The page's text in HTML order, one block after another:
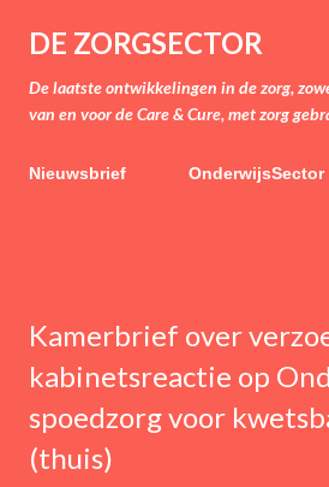
Doorgaan naar
DE ZORGSECTOR
De laatste ontwikkelingen in de zorg,
van en voor de Care & Cure, met zorg
Nieuwsbrief OnderwijsSector
Kamerbrief over
kabinetsreactie op
spoedzorg voor
(thuis)